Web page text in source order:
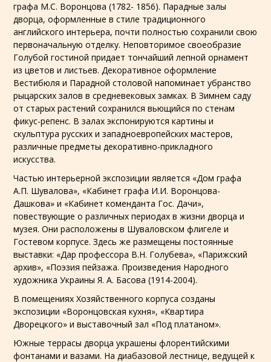
графа М.С. Воронцова (1782- 1856). Парадные залы
дворца, оформленные в стиле традиционного
английского интерьера, почти полностью сохранили свою
первоначальную отделку. Неповторимое своеобразие
Голубой гостиной придает тончайший лепной орнамент
из цветов и листьев. Декоративное оформление
Вестибюля и Парадной столовой напоминает убранство
рыцарских залов в средневековых замках. В Зимнем саду
от старых растений сохранился вьющийся по стенам
фикус-репенс. В залах экспонируются картины и
скульптура русских и западноевропейских мастеров,
различные предметы декоративно-прикладного
искусства.
Частью интерьерной экспозиции является «Дом графа
А.П. Шувалова», «Кабинет графа И.И. Воронцова-
Дашкова» и «Кабинет коменданта Гос. Дачи»,
повествующие о различных периодах в жизни дворца и
музея. Они расположены в Шуваловском флигеле и
Гостевом корпусе. Здесь же размещены постоянные
выставки: «Дар профессора В.Н. Голубева», «Парижский
архив», «Поэзия пейзажа. Произведения Народного
художника Украины Я. А. Басова (1914-2004).
В помещениях Хозяйственного корпуса созданы
экспозиции «Воронцовская кухня», «Квартира
Дворецкого» и выставочный зал «Под платаном».
Южные террасы дворца украшены флорентийскими
фонтанами и вазами. На диабазовой лестнице, ведущей к